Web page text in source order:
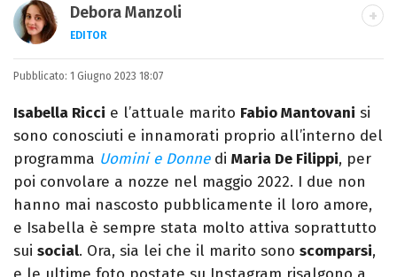
Debora Manzoli
EDITOR
LINKEDIN
INSTAGRAM FACEBOOK SITO
Scrittrice, copywriter, editor e pubblicista
mantovana, laureata in Lettere, Cinema e
Tv. Ha due libri all’attivo e ama la scrittura
alla follia.
Pubblicato: 1 Giugno 2023 18:07
Isabella Ricci e l’attuale marito Fabio Mantovani si
sono conosciuti e innamorati proprio all’interno del
programma Uomini e Donnedi Maria De Filippi, per
poi convolare a nozze nel maggio 2022. I due non
hanno mai nascosto pubblicamente il loro amore,
e Isabella è sempre stata molto attiva soprattutto
sui social. Ora, sia lei che il marito sono scomparsi,